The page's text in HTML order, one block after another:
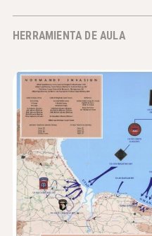
Noticias y Eventos
Acerca de NHD
Involucrarse
HERRAMIENTA DE AULA